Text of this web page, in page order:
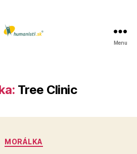
Menu
Tree Clinic
Kategórie
MORÁLKA